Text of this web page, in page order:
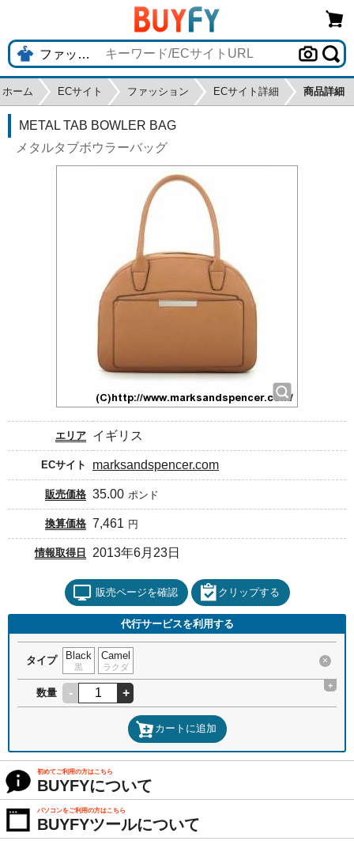
ホーム ECサイト ファッション ECサイト詳細 商品詳細
METAL TAB BOWLER BAG
メタルタブボウラーバッグ
エリア イギリス
ECサイト marksandspencer.com
販売価格 35.00 ポンド
換算価格 7,461 円
情報取得日 2013年6月23日
販売ページを確認 クリップする
代行サービスを利用する
タイプ Black
黒
Camel
ラクダ
×
数量 - +
+
カートに追加
初めてご利用の方はこちら
BUYFYについて
パソコンをご利用の方はこちら
BUYFYツールについて